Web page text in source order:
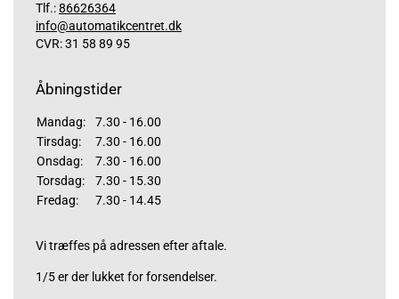
Tlf.:86626364
info@automatikcentret.dk
CVR: 31 58 89 95
Åbningstider
Mandag:
7.30 - 16.00
Tirsdag:
7.30 - 16.00
Onsdag:
7.30 - 16.00
Torsdag:
7.30 - 15.30
Fredag:
7.30 - 14.45
Vi træffes på adressen efter aftale.
1/5 er der lukket for forsendelser.